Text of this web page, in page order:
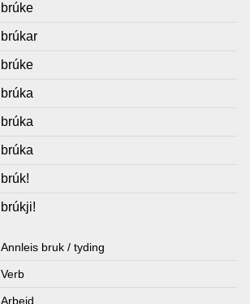
brúke
brúkar
brúke
brúka
brúka
brúka
brúk!
brúkji!
Annleis bruk / tyding
Verb
Arbeid